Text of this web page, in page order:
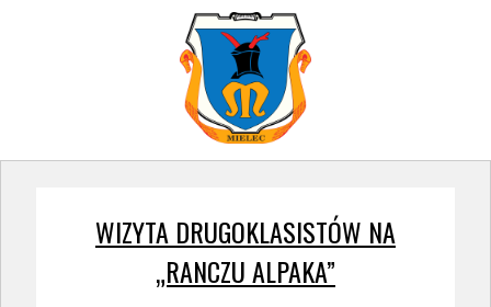
WIZYTA DRUGOKLASISTÓW NA
„RANCZU ALPAKA”